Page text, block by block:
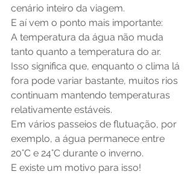
cenário inteiro da viagem.
E aí vem o ponto mais importante:
A temperatura da água não muda
tanto quanto a temperatura do ar.
Isso significa que, enquanto o clima lá
fora pode variar bastante, muitos rios
continuam mantendo temperaturas
relativamente estáveis.
Em vários passeios de flutuação, por
exemplo, a água permanece entre
20°C e 24°C durante o inverno.
E existe um motivo para isso!